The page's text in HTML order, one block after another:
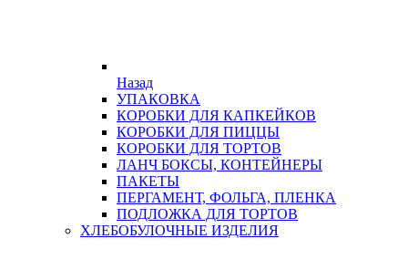
Назад
УПАКОВКА
КОРОБКИ ДЛЯ КАПКЕЙКОВ
КОРОБКИ ДЛЯ ПИЦЦЫ
КОРОБКИ ДЛЯ ТОРТОВ
ЛАНЧ БОКСЫ, КОНТЕЙНЕРЫ
ПАКЕТЫ
ПЕРГАМЕНТ, ФОЛЬГА, ПЛЕНКА
ПОДЛОЖКА ДЛЯ ТОРТОВ
ХЛЕБОБУЛОЧНЫЕ ИЗДЕЛИЯ